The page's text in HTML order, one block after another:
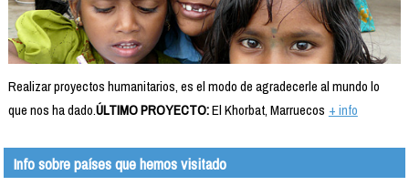
Realizar proyectos humanitarios, es el modo de agradecerle al mundo lo
que nos ha dado.ÚLTIMO PROYECTO:El Khorbat, Marruecos + info
Info sobre países que hemos visitado